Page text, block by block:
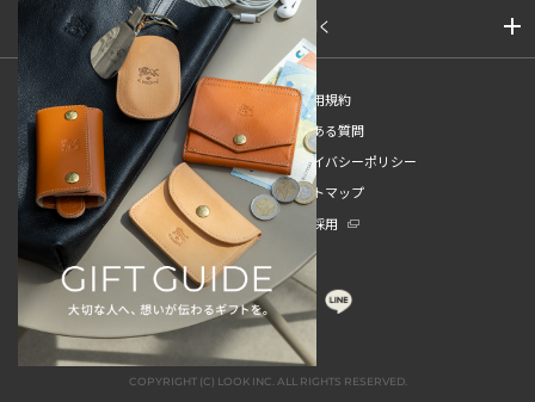
サイトマップを開く
新規会員登録
ご利用規約
ご利用ガイド
よくある質問
特定商取引法
プライバシーポリシー
お問い合わせ
サイトマップ
販売スタッフ中途採用
新卒採用
COPYRIGHT (C) LOOK INC. ALL RIGHTS RESERVED.